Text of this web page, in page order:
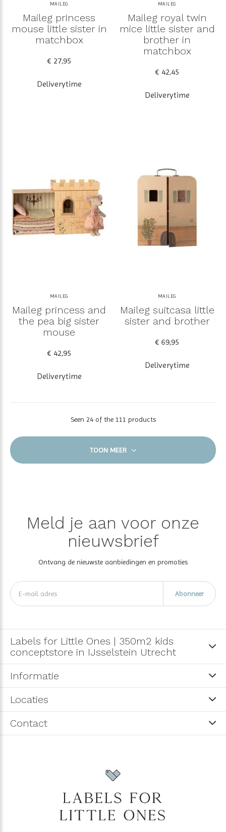
MAILEG
Maileg princess
mouse little sister in
matchbox
€ 27,95
Deliverytime
MAILEG
Maileg royal twin
mice little sister and
brother in
matchbox
€ 42,45
Deliverytime
MAILEG
Maileg princess and
the pea big sister
mouse
€ 42,95
Deliverytime
MAILEG
Maileg suitcasa little
sister and brother
€ 69,95
Deliverytime
Seen 24 of the 111 products
TOON MEER
Meld je aan voor onze
nieuwsbrief
Ontvang de nieuwste aanbiedingen en promoties
Abonneer
Labels for Little Ones | 350m2 kids
conceptstore in IJsselstein Utrecht
Informatie
Locaties
Contact